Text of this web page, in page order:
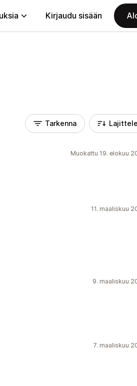
Kirjaudu sisään
Tarkenna Lajittele
Muokattu 19. elokuu
11. maaliskuu
9. maaliskuu
7. maaliskuu